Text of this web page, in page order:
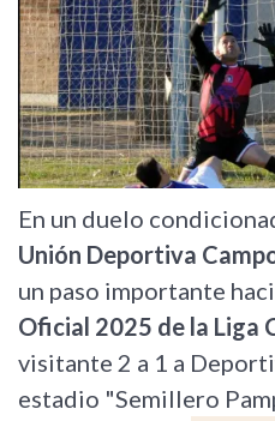
En un duelo
Unión Deportiva
un paso importante
Oficial 2025 de la Liga
visitante 2 a 1 a
estadio "Semillero